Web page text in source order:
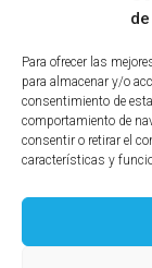
Para ofrecer las
para almacenar y/o
consentimiento de
comportamiento de
consentir o retirar el
características y
© 2026
Publicidad|